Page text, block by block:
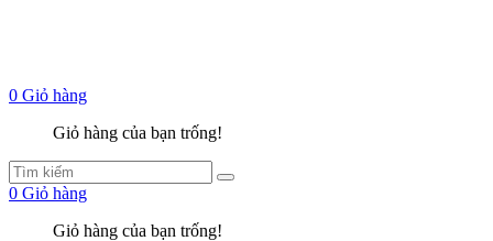
0 Giỏ hàng
Giỏ hàng của bạn trống!
0 Giỏ hàng
Giỏ hàng của bạn trống!